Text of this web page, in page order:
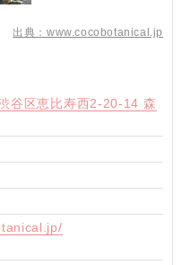
出典：www.cocobotanical.jp
谷区恵比寿西2-20-14 森